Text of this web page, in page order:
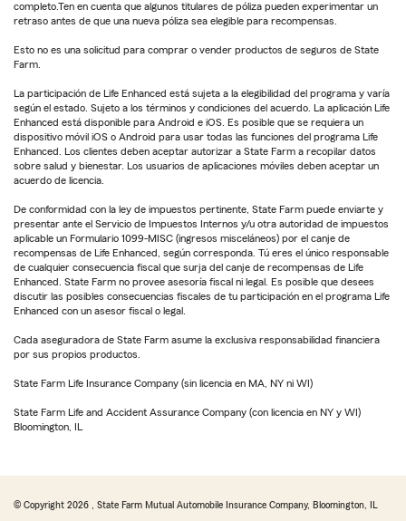
completo.Ten en cuenta que algunos titulares de póliza pueden experimentar un
retraso antes de que una nueva póliza sea elegible para recompensas.
Esto no es una solicitud para comprar o vender productos de seguros de State
Farm.
La participación de Life Enhanced está sujeta a la elegibilidad del programa y varía
según el estado. Sujeto a los términos y condiciones del acuerdo. La aplicación Life
Enhanced está disponible para Android e iOS. Es posible que se requiera un
dispositivo móvil iOS o Android para usar todas las funciones del programa Life
Enhanced. Los clientes deben aceptar autorizar a State Farm a recopilar datos
sobre salud y bienestar. Los usuarios de aplicaciones móviles deben aceptar un
acuerdo de licencia.
De conformidad con la ley de impuestos pertinente, State Farm puede enviarte y
presentar ante el Servicio de Impuestos Internos y/u otra autoridad de impuestos
aplicable un Formulario 1099-MISC (ingresos misceláneos) por el canje de
recompensas de Life Enhanced, según corresponda. Tú eres el único responsable
de cualquier consecuencia fiscal que surja del canje de recompensas de Life
Enhanced. State Farm no provee asesoría fiscal ni legal. Es posible que desees
discutir las posibles consecuencias fiscales de tu participación en el programa Life
Enhanced con un asesor fiscal o legal.
Cada aseguradora de State Farm asume la exclusiva responsabilidad financiera
por sus propios productos.
State Farm Life Insurance Company (sin licencia en MA, NY ni WI)
State Farm Life and Accident Assurance Company (con licencia en NY y WI)
Bloomington, IL
© Copyright 2026 , State Farm Mutual Automobile Insurance Company, Bloomington, IL